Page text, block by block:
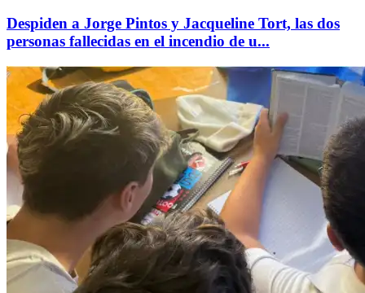
Despiden a Jorge Pintos y Jacqueline Tort, las dos
personas fallecidas en el incendio de u...